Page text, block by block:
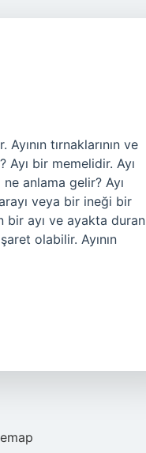
tırnaklarının ve
Ayı bir memelidir. Ayı
anlama gelir? Ayı
veya bir ineği bir
bir ayı ve ayakta duran
olabilir. Ayının